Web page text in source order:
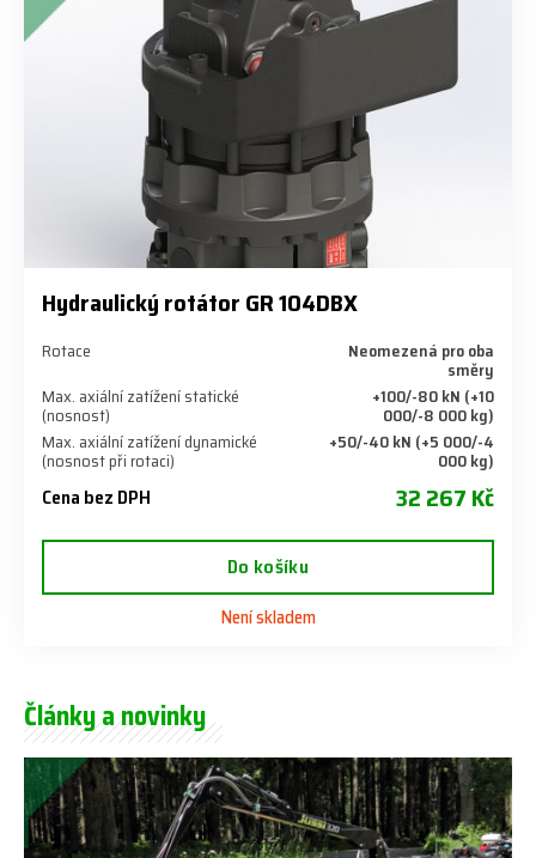
Hydraulický rotátor GR 104DBX
Rotace Neomezená pro oba
směry
Max. axiální zatížení statické
(nosnost)
+100/-80 kN (+10
000/-8 000 kg)
Max. axiální zatížení dynamické
(nosnost při rotaci)
+50/-40 kN (+5 000/-4
000 kg)
Cena bez DPH 32 267 Kč
Do košíku
Není skladem
Články a novinky